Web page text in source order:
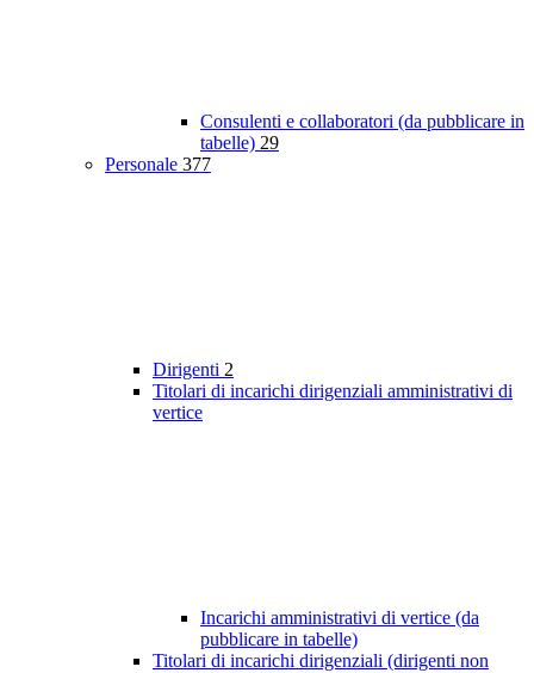
Consulenti e collaboratori (da pubblicare in
tabelle) 29
Personale 377
Dirigenti 2
Titolari di incarichi dirigenziali amministrativi di
vertice
Incarichi amministrativi di vertice (da
pubblicare in tabelle)
Titolari di incarichi dirigenziali (dirigenti non